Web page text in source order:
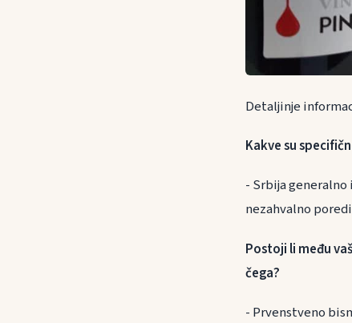
Detaljinje
Kakve su
- Srbija
nezahvalno
Postoji li među
čega?
- Prvenstveno